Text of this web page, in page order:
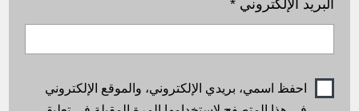
البريد الإلكتروني*
احفظ اسمي، بريدي الإلكتروني، والموقع الإلكتروني